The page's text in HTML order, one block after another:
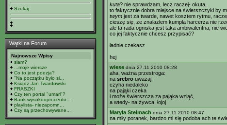
Szukaj
Wątki na Forum
Najnowsze Wpisy
slam?
...moje wiersze
Co to jest poezja?
"Na początku było sł...
Ksiądz Jan Twardowski
FRASZKI
Czy ten portal "umarł"?
Bank wysokooprocento...
playlista- niezapomn...
Czy są przechowywane...
kuta? nie sprawdzam, lecz raczej- okuta,
to faktycznie dobra miejsce na świerszczyki by
twym jest za twarde, nawet kosztem rytmu,
cieszę się, ze znalazłem kumpla harcerza nie
ale ta rada ogniska jest taka ambiwalentna, nie
co jej faktycznie chcesz przypisać?
ładnie czekasz
hej
wiese dnia 27.11.2010 08:28
aha, ważna przestroga:
na srebro uważaj.
czyha niedaleko
na pająki czeka
i może świerszcza za pająka wziąć,
a wtedy- na żywca. łojoj
Maryla Stelmach dnia 27.11.2010 08:47
na miły poranek, bardzo mi się podoba.ach te